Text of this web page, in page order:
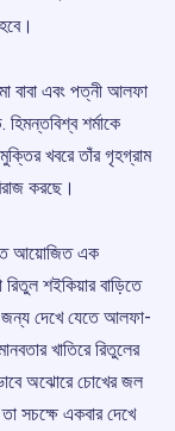
বাবা এবং পত্নী আলফা
শৰ্মাকে
খবরে তাঁর গৃহগ্রাম
করছে।
আয়োজিত এক
রিতুল শইকিয়ার বাড়িতে
জন্য দেখে যেতে আলফা-
খাতিরে রিতুলের
অঝোরে চোখের জল
সচক্ষে একবার দেখে